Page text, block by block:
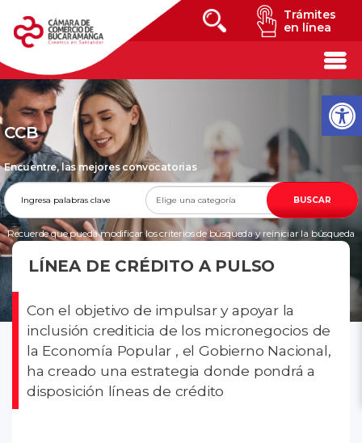
Trámites
en línea
CCB
Encuentre, las mejores convocatorias
BUSCAR
Recuerde que pueda modificar los criterios de búsqueda y reiniciar la búsqueda
LÍNEA DE CRÉDITO A PULSO
Con el objetivo de impulsar y apoyar la
inclusión crediticia de los micronegocios de
la Economía Popular , el Gobierno Nacional,
ha creado una estrategia donde pondrá a
disposición líneas de crédito